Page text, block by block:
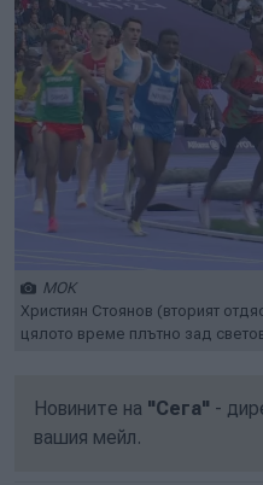
МОК
Християн Стоянов (вторият
цялото време плътно зад
Новините на "Сега" -
вашия мейл.